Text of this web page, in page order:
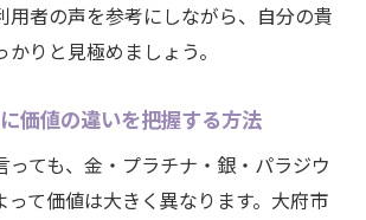
用者の声を参考にしながら、自分の貴
りと見極めましょう。
価値の違いを把握する方法
っても、金・プラチナ・銀・パラジウ
って価値は大きく異なります。大府市